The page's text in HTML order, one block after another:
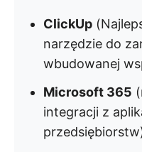
ClickUp
narzędzie do
wbudowanej
Microsoft 365
integracji z